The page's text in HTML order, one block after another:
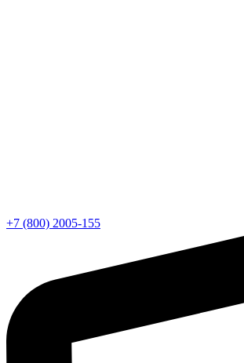
+7 (800) 2005-155